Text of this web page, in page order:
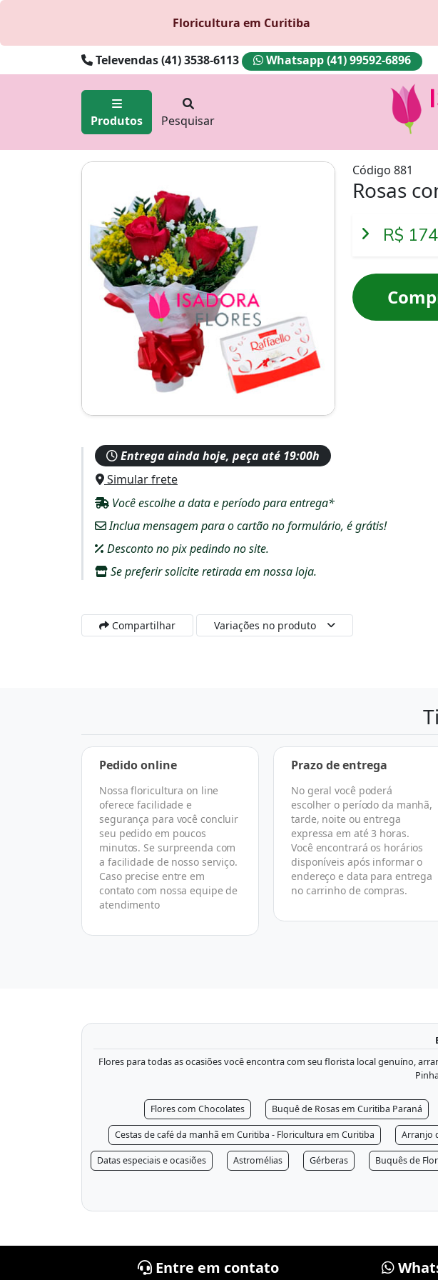
Floricultura em Curitiba
Televendas (41) 3538-6113 Whatsapp (41) 99592-6896
Produtos Pesquisar
Código 881
Rosas
R$
Entrega ainda hoje, peça até 19:00h
Simular frete
Você escolhe a data e período para entrega*
Inclua mensagem para o cartão no formulário, é grátis!
Desconto no pix pedindo no site.
Se preferir solicite retirada em nossa loja.
Compartilhar Variações no produto
Pedido online
Nossa floricultura on line
oferece facilidade e
segurança para você concluir
seu pedido em poucos
minutos. Se surpreenda com
a facilidade de nosso serviço.
Caso precise entre em
contato com nossa equipe de
atendimento
Prazo de entrega
No geral você poderá
escolher o período da manhã,
tarde, noite ou entrega
expressa em até 3 horas.
Você encontrará os horários
disponíveis após informar o
endereço e data para entrega
no carrinho de compras.
Flores para todas as ocasiões você encontra com seu florista local genuíno,
Flores com Chocolates Buquê de Rosas em Curitiba Paraná
Cestas de café da manhã em Curitiba - Floricultura em Curitiba Arranjo
Datas especiais e ocasiões Astromélias Gérberas Buquês de
Entre em contato